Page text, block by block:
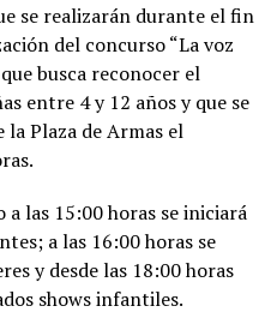
se realizarán durante el fin
del concurso “La voz
busca reconocer el
entre 4 y 12 años y que se
la Plaza de Armas el
las 15:00 horas se iniciará
a las 16:00 horas se
y desde las 18:00 horas
shows infantiles.